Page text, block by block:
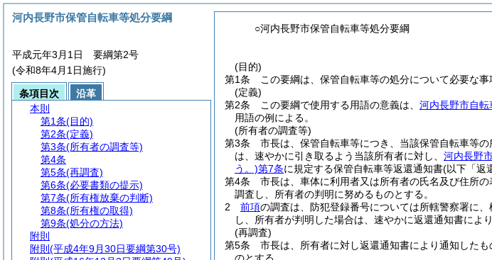
○河内長野市保管自転車等処分要綱
(目的)
第1条
この要綱は、保管自転車等の処分について必要な事
(定義)
第2条
この要綱で使用する用語の意義は、 河内長野市自転
用語の例による。
(所有者の調査等)
第3条
市長は、保管自転車等につき、当該保管自転車等
は、速やかに引き取るよう当該所有者に対し、 河内長野
う。)第7条に規定する保管自転車等返還通知書(以下「返
第4条
市長は、車体に利用者又は所有者の氏名及び住所
調査し、所有者の判明に努めるものとする。
2
前項の調査は、防犯登録番号については所轄警察署に
し、所有者が判明した場合は、速やかに返還通知書によ
(再調査)
第5条
市長は、所有者に対し返還通知書により通知した
河内長野市保管自転車等処分要綱
平成元年3月1日 要綱第2号
(令和8年4月1日施行)
条項目次
沿革
本則
第1条(目的)
第2条(定義)
第3条(所有者の調査等)
第4条
第5条(再調査)
第6条(必要書類の提示)
第7条(所有権放棄の判断)
第8条(所有権の取得)
第9条(処分の方法)
附則
附則 (平成4年9月30日要綱第30号)